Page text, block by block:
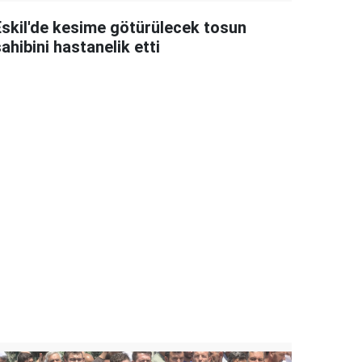
kesime götürülecek tosun
hastanelik etti